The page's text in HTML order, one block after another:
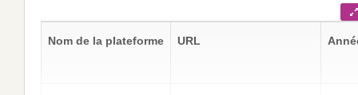
Nom de la plateforme URL